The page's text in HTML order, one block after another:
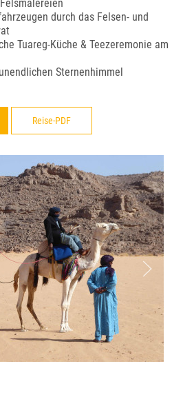
durch das Felsen- und
Tuareg-Küche & Teezeremonie am
Sternenhimmel
Reise-PDF